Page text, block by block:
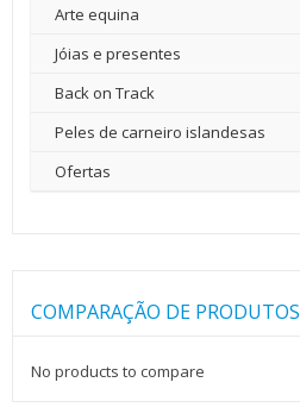
Arte equina
Jóias e presentes
Back on Track
Peles de carneiro islandesas
Ofertas
COMPARAÇÃO DE PRODUTOS
No products to compare